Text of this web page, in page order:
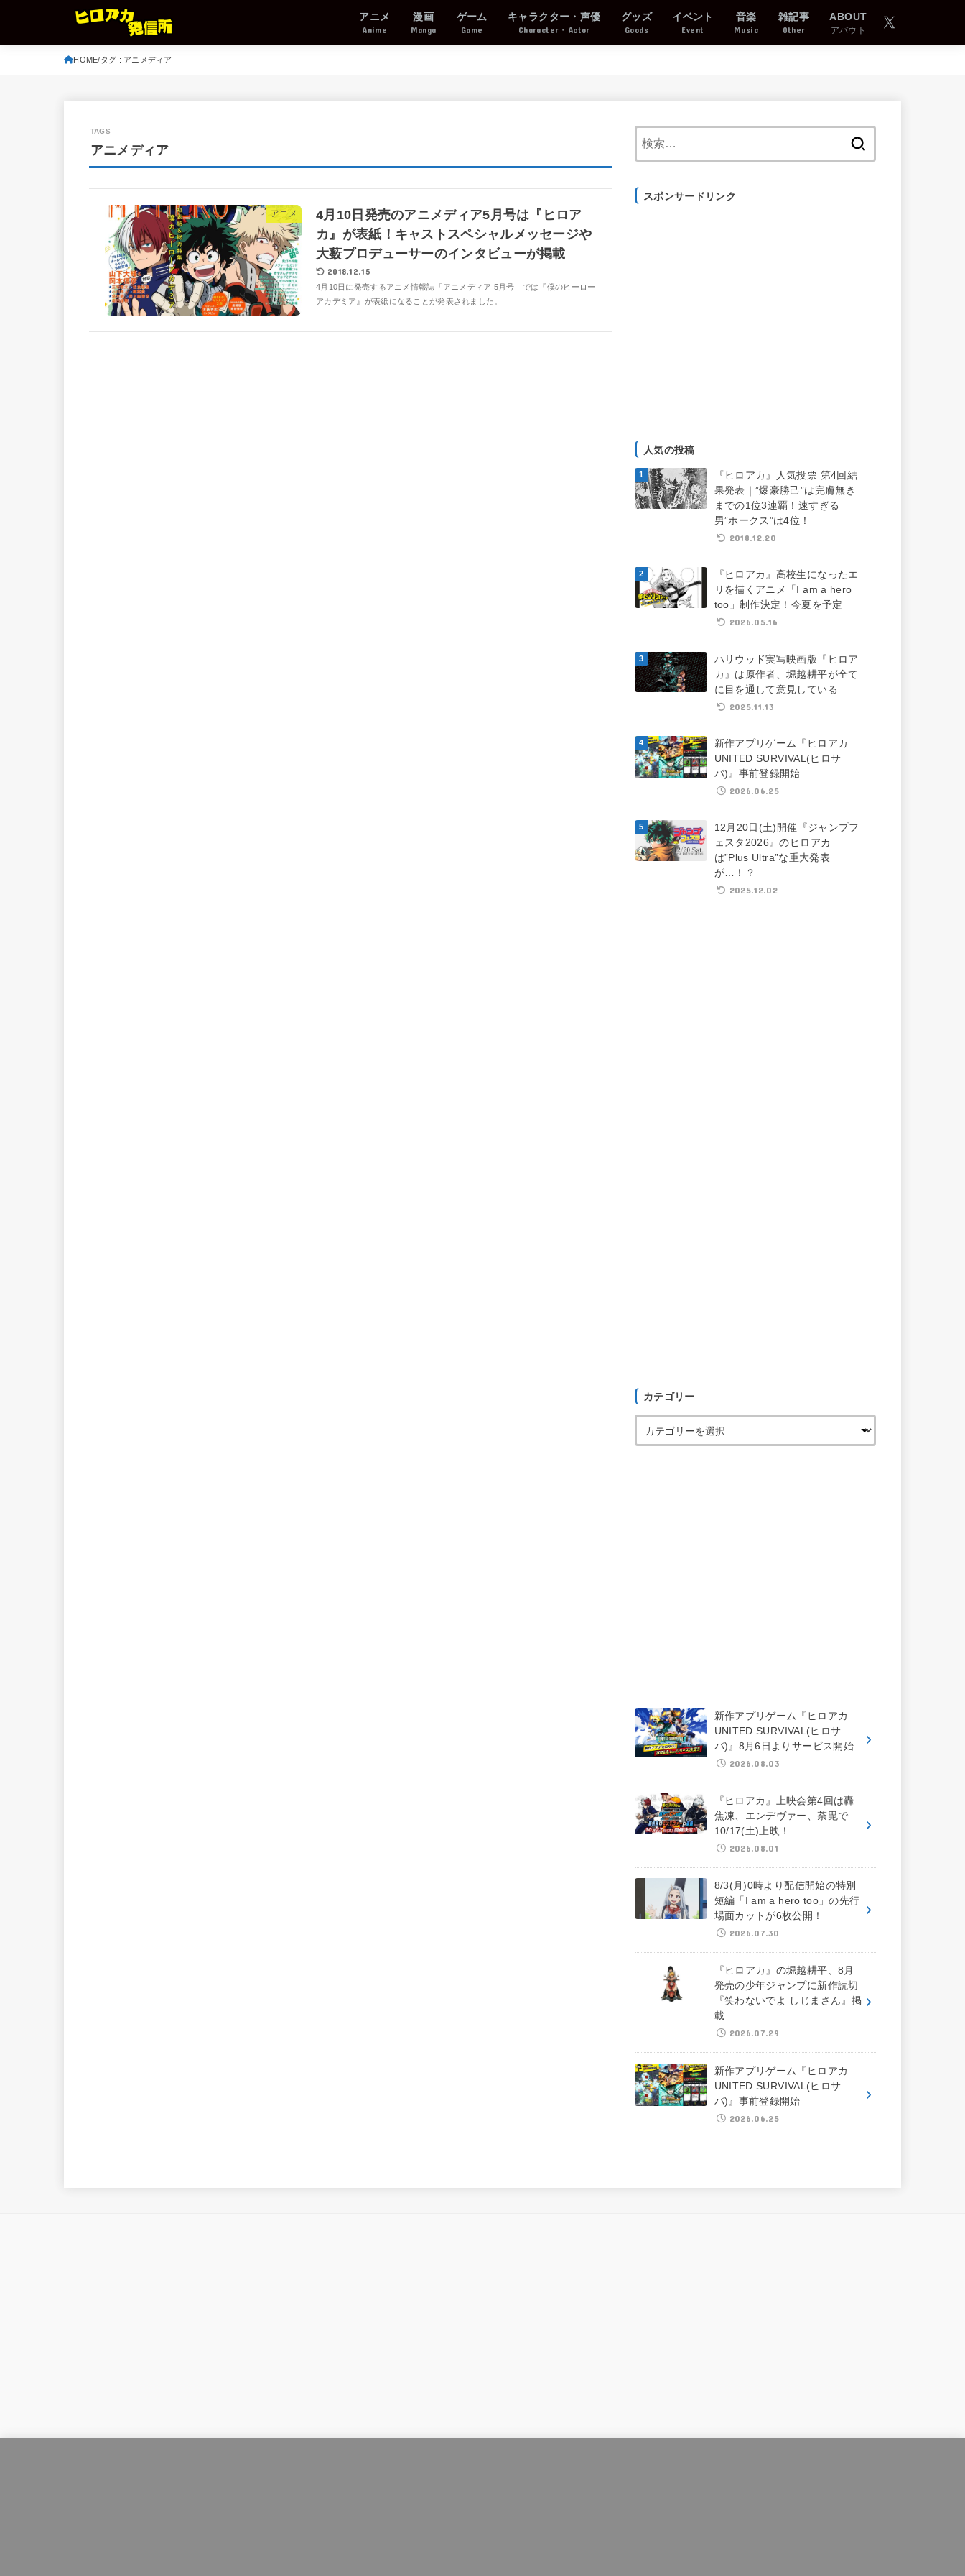
アニメ
Anime
漫画
Manga
ゲーム
Game
キャラクター・声優
Character・Actor
グッズ
Goods
イベント
Event
音楽
Music
雑記事
Other
ABOUT
アバウト
HOME タグ : アニメディア
アニメディア
アニメ
4月10日発売のアニメディア5月号は『ヒロア
カ』が表紙！キャストスペシャルメッセージや
大薮プロデューサーのインタビューが掲載
2018.12.15
4月10日に発売するアニメ情報誌「アニメディア 5月号」では『僕のヒーロー
アカデミア』が表紙になることが発表されました。
スポンサードリンク
人気の投稿
『ヒロアカ』人気投票 第4回結
果発表｜”爆豪勝己”は完膚無き
までの1位3連覇！速すぎる
男”ホークス”は4位！
2018.12.20
『ヒロアカ』高校生になったエ
リを描くアニメ「I am a hero
too」制作決定！今夏を予定
2026.05.16
ハリウッド実写映画版『ヒロア
カ』は原作者、堀越耕平が全て
に目を通して意見している
2025.11.13
新作アプリゲーム『ヒロアカ
UNITED SURVIVAL(ヒロサ
バ)』事前登録開始
2026.06.25
12月20日(土)開催『ジャンプフ
ェスタ2026』のヒロアカ
は”Plus Ultra”な重大発表
が…！？
2025.12.02
カテゴリー
新作アプリゲーム『ヒロアカ
UNITED SURVIVAL(ヒロサ
バ)』8月6日よりサービス開始
2026.08.03
『ヒロアカ』上映会第4回は轟
焦凍、エンデヴァー、荼毘で
10/17(土)上映！
2026.08.01
8/3(月)0時より配信開始の特別
短編「I am a hero too」の先行
場面カットが6枚公開！
2026.07.30
『ヒロアカ』の堀越耕平、8月
発売の少年ジャンプに新作読切
『笑わないでよ しじまさん』掲
載
2026.07.29
新作アプリゲーム『ヒロアカ
UNITED SURVIVAL(ヒロサ
バ)』事前登録開始
2026.06.25